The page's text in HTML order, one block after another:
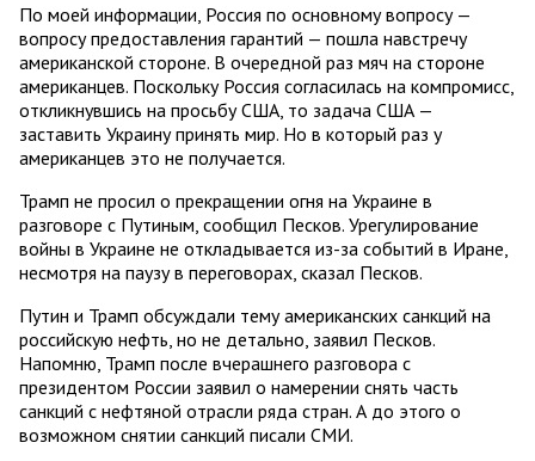
По моей информации, Россия по основному вопросу —
вопросу предоставления гарантий — пошла навстречу
американской стороне. В очередной раз мяч на стороне
американцев. Поскольку Россия согласилась на компромисс,
откликнувшись на просьбу США, то задача США —
заставить Украину принять мир. Но в который раз у
американцев это не получается.
Трамп не просил о прекращении огня на Украине в
разговоре с Путиным, сообщил Песков. Урегулирование
войны в Украине не откладывается из-за событий в Иране,
несмотря на паузу в переговорах, сказал Песков.
Путин и Трамп обсуждали тему американских санкций на
российскую нефть, но не детально, заявил Песков.
Напомню, Трамп после вчерашнего разговора с
президентом России заявил о намерении снять часть
санкций с нефтяной отрасли ряда стран. А до этого о
возможном снятии санкций писали СМИ.